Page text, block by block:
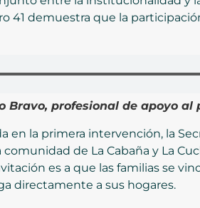
41 demuestra que la
Bravo, profesional de apoyo al
en la primera intervención, la
de La Cabaña y La
es a que las familias se
directamente a sus hogares.